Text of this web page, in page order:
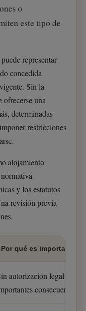
o
este tipo de
representar
concedida
Sin la
ofrecerse una
determinadas
restricciones
alojamiento
y los estatutos
revisión previa
qué es importante?
autorización legal
consecuencias.